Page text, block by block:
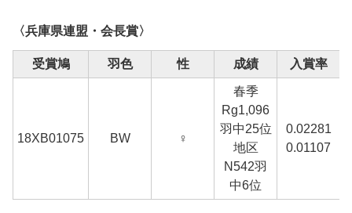
〈兵庫県連盟・会長賞〉
受賞鳩 羽色 性 成績 入賞率
18XB01075 BW ♀
春季
Rg1,096
羽中25位
地区
N542羽
中6位
0.02281
0.01107